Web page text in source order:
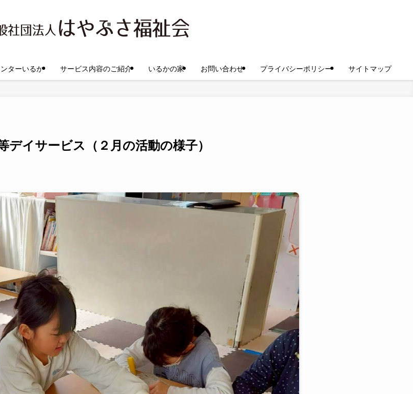
ターいるか サービス内容のご紹介 いるかの家 お問い合わせ プライバシーポリシー サイトマップ
デイサービス（２月の活動の様子）